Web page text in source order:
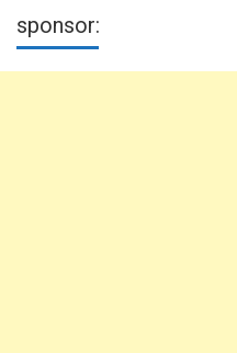
sponsor: